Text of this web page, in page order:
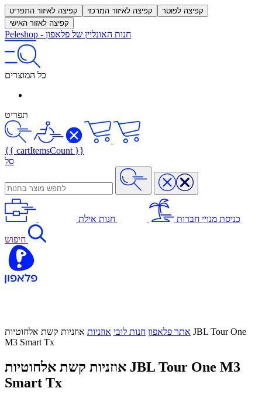
קפיצה לאיזור התפריט קפיצה לאיזור המרכזי
קפיצה לפוטר
קפיצה לאזור האישי
Peleshop - חנות האונליין של פלאפון
כל המוצרים
תפריט
{{ cartItemsCount }}
סל
כניסת מנויי חברות חנות אילת
חיפוש
אתר פלאפון חנות לובי אוזניות אוזניות קשת אלחוטיות JBL Tour One
M3 Smart Tx
אוזניות קשת אלחוטיות JBL Tour One M3
Smart Tx